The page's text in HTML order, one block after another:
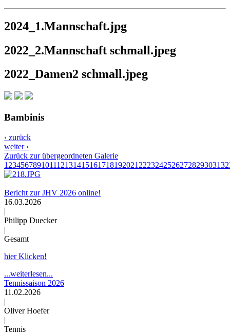
2024_1.Mannschaft.jpg
2022_2.Mannschaft schmall.jpeg
2022_Damen2 schmall.jpeg
Bambinis
‹ zurück
weiter ›
Zurück zur übergeordneten Galerie
1 23456789101112131415161718192021 2223242526272829303132
Bericht zur JHV 2026 online!
16.03.2026
|
Philipp Duecker
|
Gesamt
hier Klicken!
...weiterlesen...
Tennissaison 2026
11.02.2026
|
Oliver Hoefer
|
Tennis